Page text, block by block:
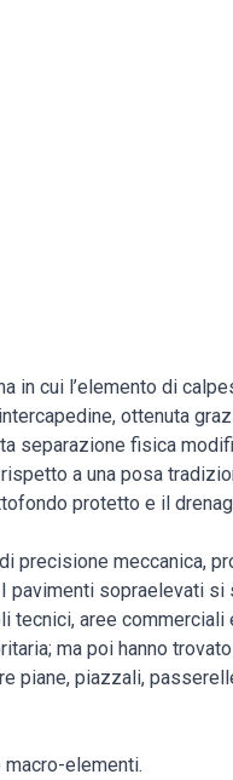
in cui l’elemento di
ottenuta
separazione fisica
a una posa
protetto e il
precisione meccanica,
pavimenti sopraelevati
tecnici, aree commerciali
ma poi hanno
piane, piazzali,
elementi.